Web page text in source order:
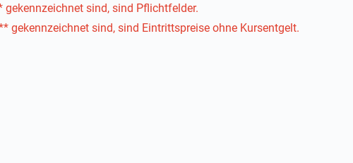
gekennzeichnet sind, sind Pflichtfelder.
gekennzeichnet sind, sind Eintrittspreise ohne Kursentgelt.